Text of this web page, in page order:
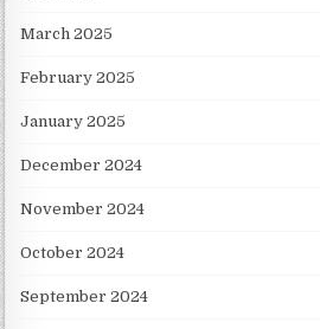
March 2025
February 2025
January 2025
December 2024
November 2024
October 2024
September 2024